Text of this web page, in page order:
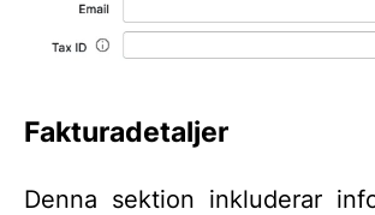
Fakturadetaljer
Denna sektion inkluderar